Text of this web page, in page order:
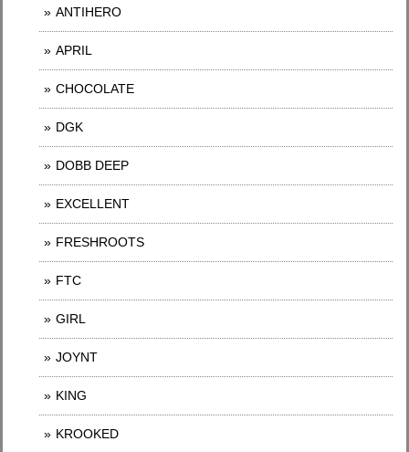
ANTIHERO
APRIL
CHOCOLATE
DGK
DOBB DEEP
EXCELLENT
FRESHROOTS
FTC
GIRL
JOYNT
KING
KROOKED